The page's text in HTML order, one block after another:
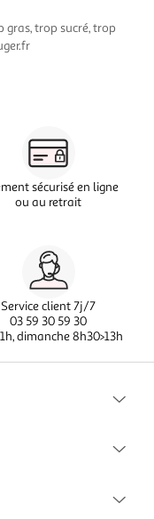
gras, trop sucré, trop
sécurisé en ligne
ou au retrait
Service client 7j/7
03 59 30 59 30
dimanche 8h30>13h